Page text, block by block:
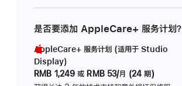
是否要添加 AppleCare+ 服务计划？
AppleCare+ 服务计划 (适用于 Studio
Display)
RMB 1,249 或 RMB 53/月 (24 期)